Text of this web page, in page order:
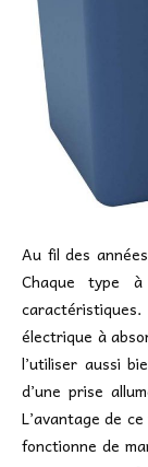
Au fil des
Chaque type
électrique à
l’utiliser aussi
d’une prise
L’avantage de
fonctionne de